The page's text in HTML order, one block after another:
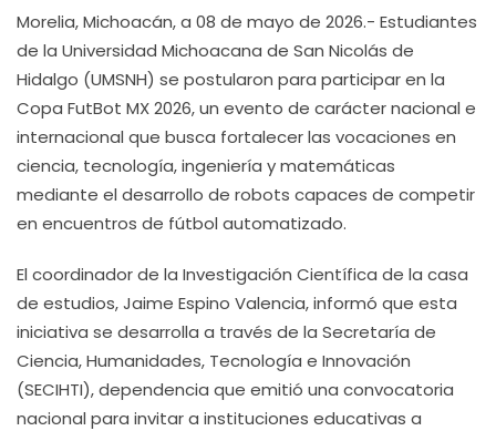
Morelia, Michoacán, a 08 de mayo de 2026.- Estudiantes
de la Universidad Michoacana de San Nicolás de
Hidalgo (UMSNH) se postularon para participar en la
Copa FutBot MX 2026, un evento de carácter nacional e
internacional que busca fortalecer las vocaciones en
ciencia, tecnología, ingeniería y matemáticas
mediante el desarrollo de robots capaces de competir
en encuentros de fútbol automatizado.
El coordinador de la Investigación Científica de la casa
de estudios, Jaime Espino Valencia, informó que esta
iniciativa se desarrolla a través de la Secretaría de
Ciencia, Humanidades, Tecnología e Innovación
(SECIHTI), dependencia que emitió una convocatoria
nacional para invitar a instituciones educativas a